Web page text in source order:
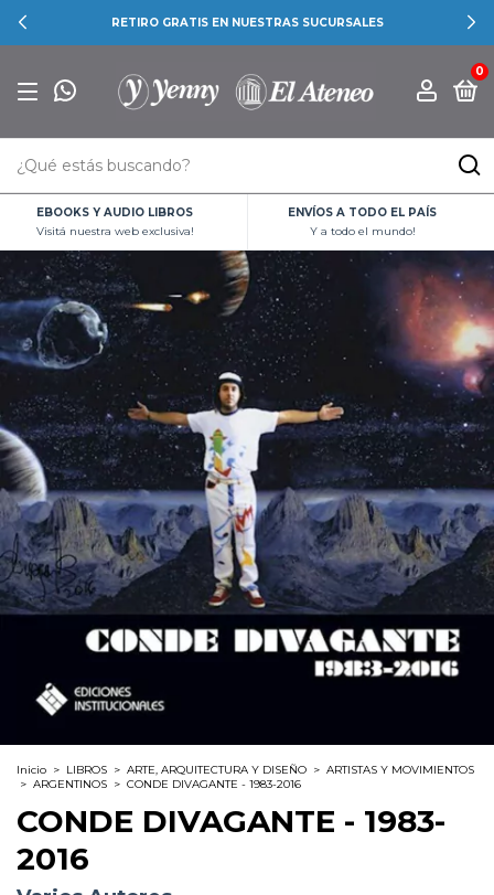
RETIRO GRATIS EN NUESTRAS SUCURSALES
0
EBOOKS Y AUDIO LIBROS
Visitá nuestra web exclusiva!
ENVÍOS A TODO EL PAÍS
Y a todo el mundo!
Inicio > LIBROS > ARTE, ARQUITECTURA Y DISEÑO > ARTISTAS Y MOVIMIENTOS
> ARGENTINOS > CONDE DIVAGANTE - 1983-2016
CONDE DIVAGANTE - 1983-
2016